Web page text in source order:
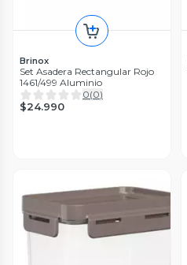
Brinox
Set Asadera Rectangular Rojo
1461/499 Aluminio
0(0)
$24.990